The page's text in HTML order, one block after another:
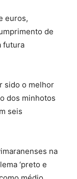
euros,
de
futura
sido o melhor
dos minhotos
seis
na
‘preto e